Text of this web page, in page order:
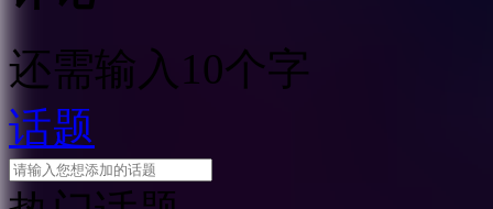
还需输入10个字
话题